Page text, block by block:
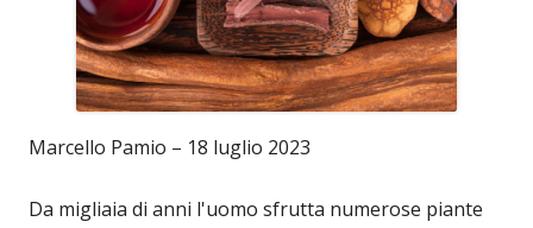
Marcello Pamio – 18 luglio 2023
Da migliaia di anni l'uomo sfrutta numerose piante